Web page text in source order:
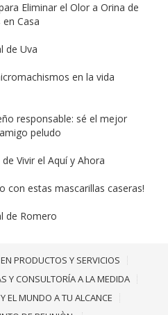
Eliminar el Olor a Orina de
Casa
de Uva
en la vida
responsable: sé el mejor
peludo
Vivir el Aquí y Ahora
con estas mascarillas caseras!
de Romero
PRODUCTOS Y SERVICIOS
Y CONSULTORÍA A LA MEDIDA
EL MUNDO A TU ALCANCE